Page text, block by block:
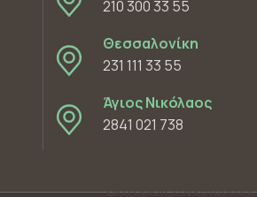
Διαχείριση Συγκατάθεσης
210 300 33 55
Θεσσαλονίκη
231 111 33 55
Άγιος Νικόλαος
2841 021 738